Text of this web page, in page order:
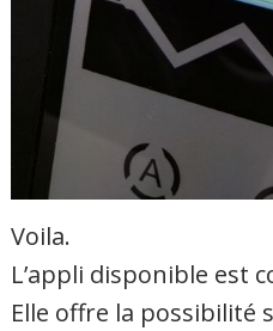
Voila.
L’appli disponible est
Elle offre la possibilité